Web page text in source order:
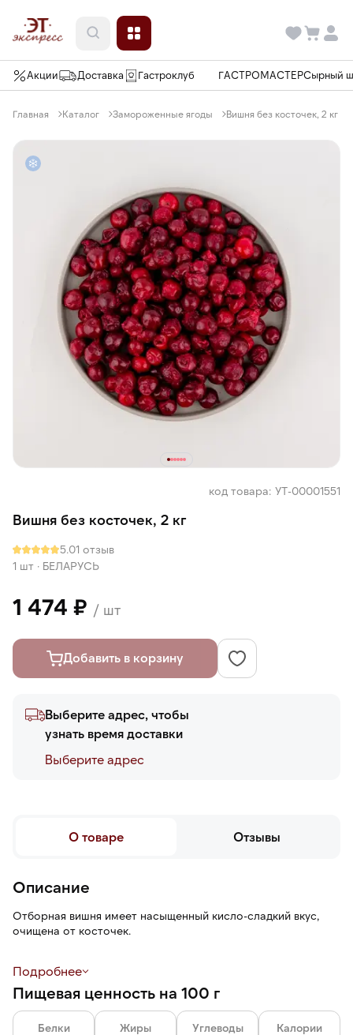
Акции Доставка Гастроклуб ГАСТРОМАСТЕРСырный
Главная Каталог Замороженные ягоды Вишня без косточек, 2 кг
код товара: УТ-00001551
Вишня без косточек, 2 кг
5.01 отзыв
1 шт · БЕЛАРУСЬ
1 474 ₽ / шт
Добавить в корзину
Выберите адрес, чтобы
узнать время доставки
Выберите адреc
О товаре Отзывы
Описание
Отборная вишня имеет насыщенный кисло-сладкий вкус,
очищена от косточек.
которая помогает сохранить питательные свойства и
естественную рассыпчатость ягод.
Подробнее
Пищевая ценность на 100 г
Белки Жиры Углеводы Калории